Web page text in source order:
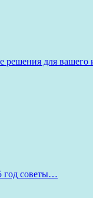
для вашего
год советы…